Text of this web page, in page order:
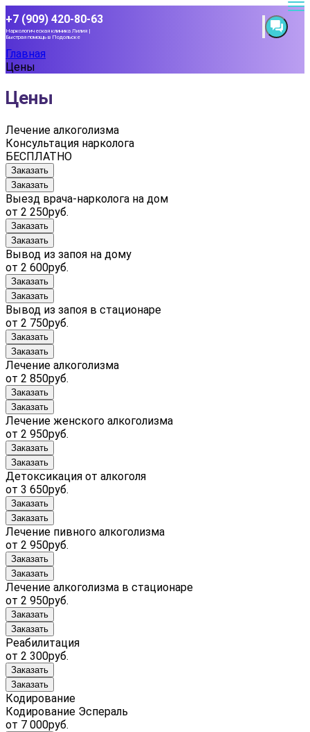
+7 (909) 420-80-63
Наркологическая клиника Лилия |
Быстрая помощь в Подольске
Главная
Цены
Цены
Лечение алкоголизма
Консультация нарколога
БЕСПЛАТНО
Заказать
Заказать
Выезд врача-нарколога на дом
от 2 250руб.
Заказать
Заказать
Вывод из запоя на дому
от 2 600руб.
Заказать
Заказать
Вывод из запоя в стационаре
от 2 750руб.
Заказать
Заказать
Лечение алкоголизма
от 2 850руб.
Заказать
Заказать
Лечение женского алкоголизма
от 2 950руб.
Заказать
Заказать
Детоксикация от алкоголя
от 3 650руб.
Заказать
Заказать
Лечение пивного алкоголизма
от 2 950руб.
Заказать
Заказать
Лечение алкоголизма в стационаре
от 2 950руб.
Заказать
Заказать
Реабилитация
от 2 300руб.
Заказать
Заказать
Кодирование
Кодирование Эспераль
от 7 000руб.